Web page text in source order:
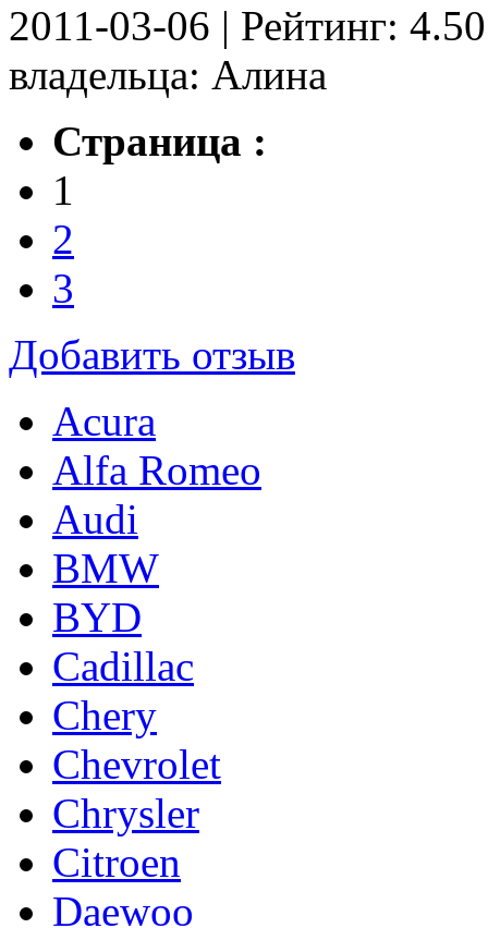
2011-03-06 | Рейтинг:
владельца: Алина
Страница :
1
2
3
Добавить отзыв
Acura
Alfa Romeo
Audi
BMW
BYD
Cadillac
Chery
Chevrolet
Chrysler
Citroen
Daewoo